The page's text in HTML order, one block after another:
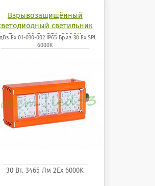
Взрывозащищённый
светильник
Бриз 30 Ех SPL 6000K
Ех 01-030-002 IP65 Бриз 30 Ех SPL
6000K
30 Вт. 3465 Лм 2Ех 6000K